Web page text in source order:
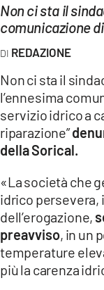
LAC TV
LaC
Network
LACPLAY.IT
LACTV.IT
LACONAIR.IT
LACITYMAG.IT
ILREGGINO.IT
Non ci sta il
comunicazione
REDAZIONE
Non ci sta il
l’ennesima
servizio idrico a
riparazione”
della Sorical.
«La società che
idrico persevera,
dell’erogazione,
preavviso, in un
temperature
più la carenza